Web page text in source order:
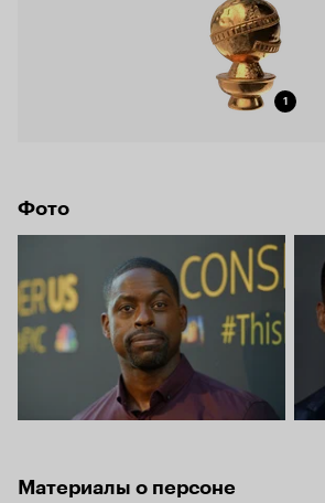
1
Фото
Материалы о персоне